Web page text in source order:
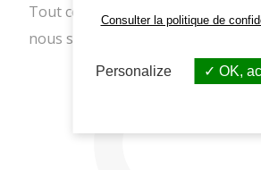
Tout cela accompagné d' agapes
nous savons recevoir !!
Consulter la politique de
Personalize OK,